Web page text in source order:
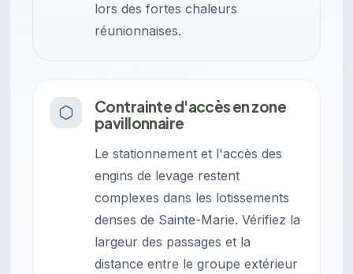
lors des fortes chaleurs
réunionnaises.
Contrainte d'accès en zone
pavillonnaire
Le stationnement et l'accès des
engins de levage restent
complexes dans les lotissements
denses de Sainte-Marie. Vérifiez la
largeur des passages et la
distance entre le groupe extérieur